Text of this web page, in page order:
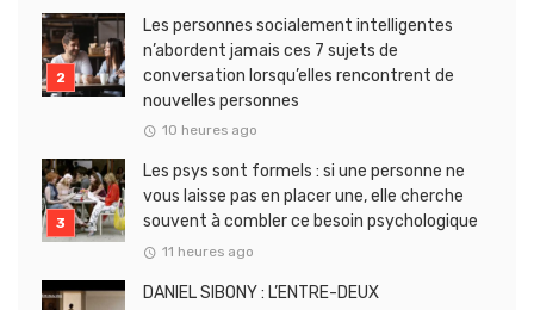
Les personnes socialement intelligentes
n’abordent jamais ces 7 sujets de
conversation lorsqu’elles rencontrent de
nouvelles personnes
10 heures ago
Les psys sont formels : si une personne ne
vous laisse pas en placer une, elle cherche
souvent à combler ce besoin psychologique
11 heures ago
DANIEL SIBONY : L’ENTRE-DEUX